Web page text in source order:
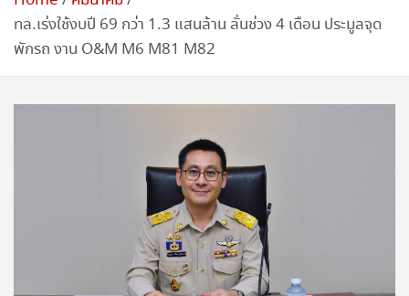
ทล.เร่งใช้งบปี 69 กว่า 1.3 แสนล้าน ลั่นช่วง 4 เดือน ประมูลจุด
พักรถ งาน O&M M6 M81 M82